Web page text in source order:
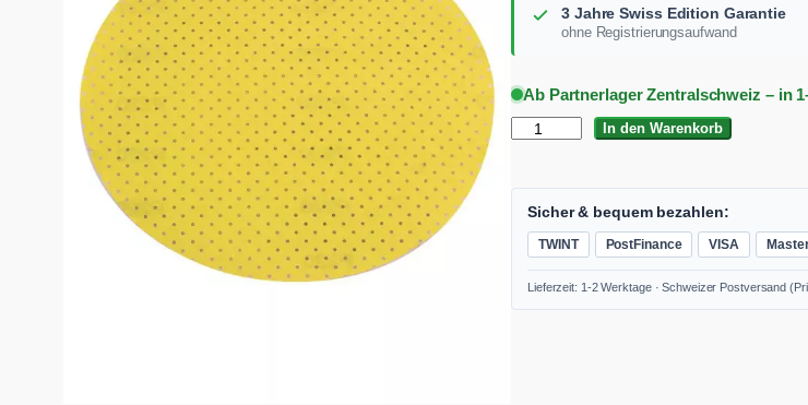
3 Jahre Swiss Edition Garantie
ohne Registrierungsaufwand
Ab Partnerlager Zentralschweiz – in
In den Warenkorb
Sicher & bequem bezahlen:
TWINT PostFinance VISA
Lieferzeit: 1-2 Werktage · Schweizer Postversand